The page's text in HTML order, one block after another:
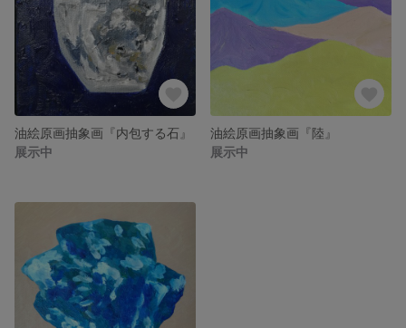
油絵原画抽象画『内包する石』
展示中
油絵原画抽象画『陸』
展示中